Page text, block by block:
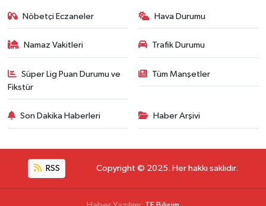
Nöbetçi Eczaneler Hava Durumu
Namaz Vakitleri Trafik Durumu
Süper Lig Puan Durumu ve
Fikstür
Tüm Manşetler
Son Dakika Haberleri Haber Arşivi
RSS Copyright © 2025. Her hakkı saklıdır.